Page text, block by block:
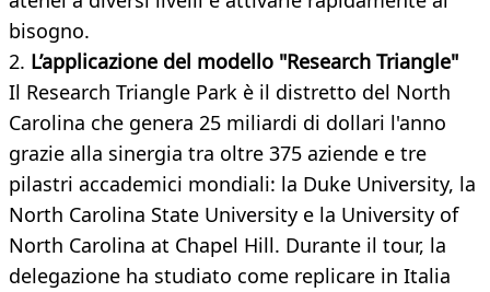
bisogno.
2. L’applicazione del modello "Research Triangle"
Il Research Triangle Park è il distretto del North
Carolina che genera 25 miliardi di dollari l'anno
grazie alla sinergia tra oltre 375 aziende e tre
pilastri accademici mondiali: la Duke University, la
North Carolina State University e la University of
North Carolina at Chapel Hill. Durante il tour, la
delegazione ha studiato come replicare in Italia